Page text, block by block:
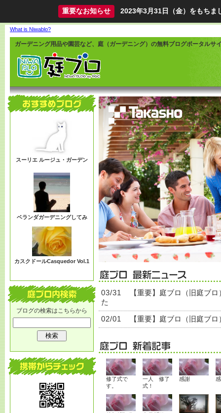
重要なお知らせ 2023年3月31日（金）をもちま
What is Niwablo?
ガーデニング用品や園芸など、庭（ガーデニング）の無料ブログポータルサ
ブログの検索はこちらから
スーリエ ルージュ・ガーデン
ベランダガーデニングしてみ
カスクドールCasquedor Vol.1
03/31
【重要】庭ブロ（旧庭ブ
た
02/01 【重要】庭ブロ（旧庭ブ
修了式で
す。
一人 修了
式！
感謝